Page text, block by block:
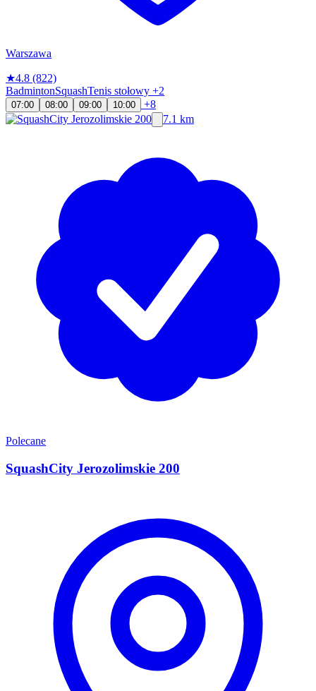
Warszawa
★4.8 (822)
BadmintonSquashTenis stołowy +2
07:00 08:00 09:00 10:00
+8
7.1 km
Polecane
SquashCity Jerozolimskie 200